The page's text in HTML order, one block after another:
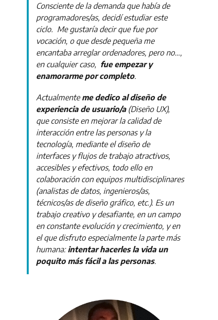
Consciente de la demanda que había de
programadores/as, decidí estudiar este
ciclo. Me gustaría decir que fue por
vocación, o que desde pequeña me
encantaba arreglar ordenadores, pero no…,
en cualquier caso, fue empezar y
enamorarme por completo.
Actualmente me dedico al diseño de
experiencia de usuario/a (Diseño UX),
que consiste en mejorar la calidad de
interacción entre las personas y la
tecnología, mediante el diseño de
interfaces y flujos de trabajo atractivos,
accesibles y efectivos, todo ello en
colaboración con equipos multidisciplinares
(analistas de datos, ingenieros/as,
técnicos/as de diseño gráfico, etc.). Es un
trabajo creativo y desafiante, en un campo
en constante evolución y crecimiento, y en
el que disfruto especialmente la parte más
humana:intentar hacerles la vida un
poquito más fácil a las personas.